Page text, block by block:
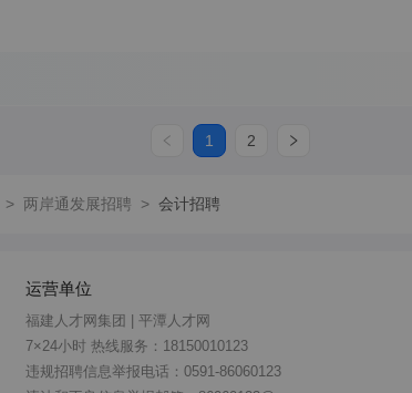
1 2
> 两岸通发展招聘 > 会计招聘
运营单位
福建人才网集团 | 平潭人才网
7×24小时 热线服务：18150010123
违规招聘信息举报电话：0591-86060123